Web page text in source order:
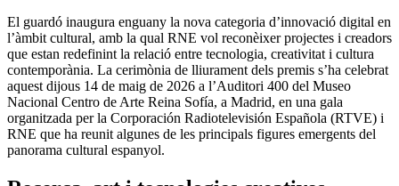
El guardó inaugura enguany la nova categoria d’innovació digital en
l’àmbit cultural, amb la qual RNE vol reconèixer projectes i creadors
que estan redefinint la relació entre tecnologia, creativitat i cultura
contemporània. La cerimònia de lliurament dels premis s’ha celebrat
aquest dijous 14 de maig de 2026 a l’Auditori 400 del Museo
Nacional Centro de Arte Reina Sofía, a Madrid, en una gala
organitzada per la Corporación Radiotelevisión Española (RTVE) i
RNE que ha reunit algunes de les principals figures emergents del
panorama cultural espanyol.